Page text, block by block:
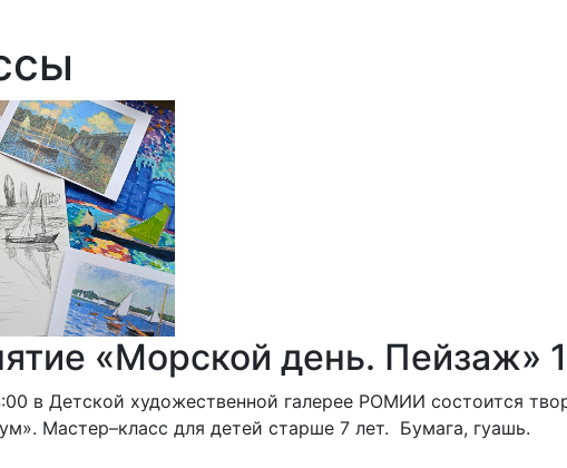
«Морской день. Пейзаж»
в Детской художественной галерее РОМИИ состоится
Мастер–класс для детей старше 7 лет. Бумага, гуашь.